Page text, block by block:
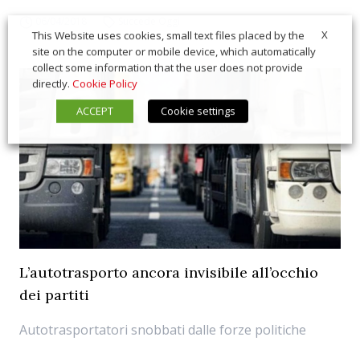
L’autotrasporto ancora invisibile all’occhio
dei partiti
Autotrasportatori snobbati dalle forze politiche
X
This Website uses cookies, small text files placed by the
site on the computer or mobile device, which automatically
collect some information that the user does not provide
directly. Cookie Policy
ACCEPT
Cookie settings